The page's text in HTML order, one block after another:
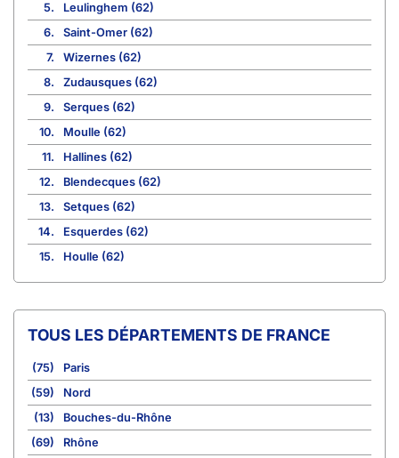
5.
Leulinghem (62)
6.
Saint-Omer (62)
7.
Wizernes (62)
8.
Zudausques (62)
9.
Serques (62)
10.
Moulle (62)
11.
Hallines (62)
12.
Blendecques (62)
13.
Setques (62)
14.
Esquerdes (62)
15.
Houlle (62)
TOUS LES DÉPARTEMENTS DE FRANCE
(75)
Paris
(59)
Nord
(13)
Bouches-du-Rhône
(69)
Rhône